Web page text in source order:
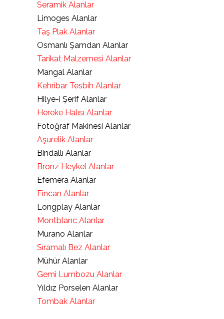
Seramik Alanlar
Limoges Alanlar
Taş Plak Alanlar
Osmanlı Şamdan Alanlar
Tarikat Malzemesi Alanlar
Mangal Alanlar
Kehribar Tesbih Alanlar
Hilye-i Şerif Alanlar
Hereke Halısı Alanlar
Fotoğraf Makinesi Alanlar
Aşurelik Alanlar
Bindallı Alanlar
Bronz Heykel Alanlar
Efemera Alanlar
Fincan Alanlar
Longplay Alanlar
Montblanc Alanlar
Murano Alanlar
Sıramalı Bez Alanlar
Mühür Alanlar
Gemi Lumbozu Alanlar
Yıldız Porselen Alanlar
Tombak Alanlar